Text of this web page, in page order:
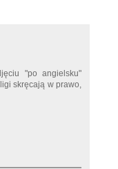
"po angielsku"
skręcają w prawo,